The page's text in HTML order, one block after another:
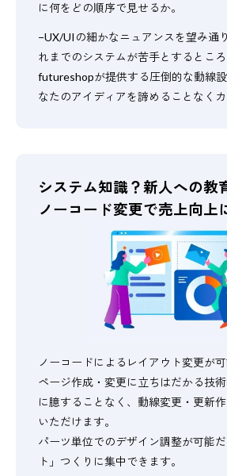
に何をどの順序で見せるか。
−UX/UIの細かなニュアンスを望み通
れまでのシステムが苦手とするところ
futureshopが提供する圧倒的な動線
なたのアイディアを諦めることなくカ
システム知識？新人への教
ノーコード変更で売上向上
ノーコードによるレイアウト変更が可
ページ作成・変更に立ちはだかる技
に臆することなく、動線変更・更新
いただけます。
パーツ単位でのデザイン調整が可能
ト」つくりに集中できます。